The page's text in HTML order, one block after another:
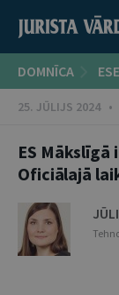
DOMNĪCA
25. JŪLIJS 2024
ES
Oficiālajā